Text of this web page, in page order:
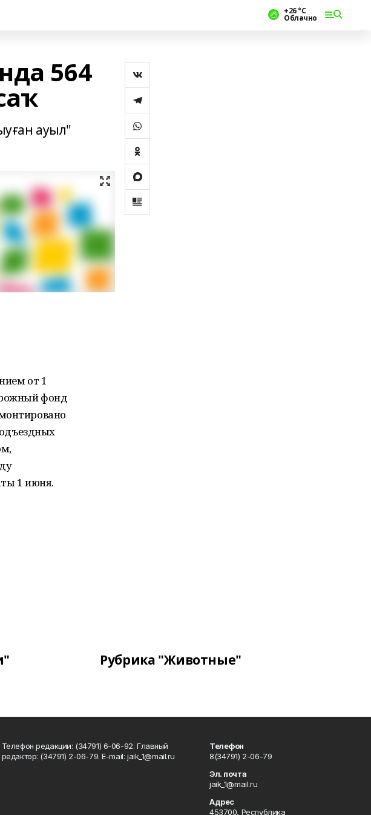
+26 °С
Облачно
564
ауыл"
от 1
фонд
1 июня.
Рубрика "Животные"
Телефон редакции: (34791) 6-06-92. Главный
редактор: (34791) 2-06-79. Е-mаil: jaik_1@mail.ru
Телефон
8(34791) 2-06-79
Эл. почта
jaik_1@mail.ru
Адрес
453700, Республика